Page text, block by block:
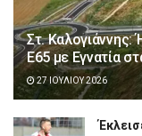
Στ. Καλογιάννης:
Ε65 με Εγνατία
27 ΙΟΥΛΊΟΥ 2026